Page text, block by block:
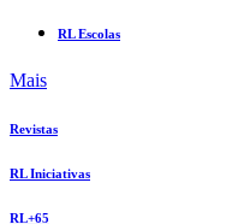
RL Escolas
Mais
Revistas
RL Iniciativas
RL+65